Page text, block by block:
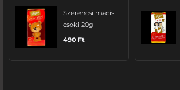
Szerencsi macis
csoki 20g
490 Ft